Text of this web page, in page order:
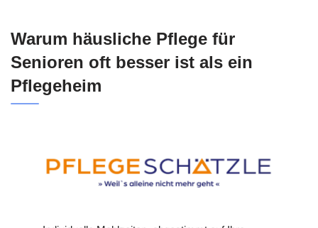
Warum häusliche Pflege für
Senioren oft besser ist als ein
Pflegeheim